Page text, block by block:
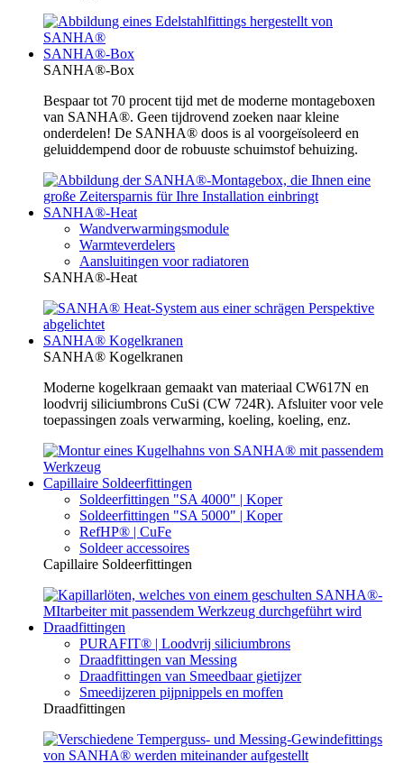
SANHA®-Box
SANHA®-Box
Bespaar tot 70 procent tijd met de moderne montageboxen
van SANHA®. Geen tijdrovend zoeken naar kleine
onderdelen! De SANHA® doos is al voorgeïsoleerd en
geluiddempend door de robuuste schuimstof behuizing.
SANHA®-Heat
Wandverwarmingsmodule
Warmteverdelers
Aansluitingen voor radiatoren
SANHA®-Heat
SANHA® Kogelkranen
SANHA® Kogelkranen
Moderne kogelkraan gemaakt van materiaal CW617N en
loodvrij siliciumbrons CuSi (CW 724R). Afsluiter voor vele
toepassingen zoals verwarming, koeling, koeling, enz.
Capillaire Soldeerfittingen
Soldeerfittingen "SA 4000" | Koper
Soldeerfittingen "SA 5000" | Koper
RefHP® | CuFe
Soldeer accessoires
Capillaire Soldeerfittingen
Draadfittingen
PURAFIT® | Loodvrij siliciumbrons
Draadfittingen van Messing
Draadfittingen van Smeedbaar gietijzer
Smeedijzeren pijpnippels en moffen
Draadfittingen